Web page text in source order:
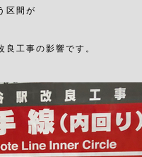
区間が
工事の影響です。